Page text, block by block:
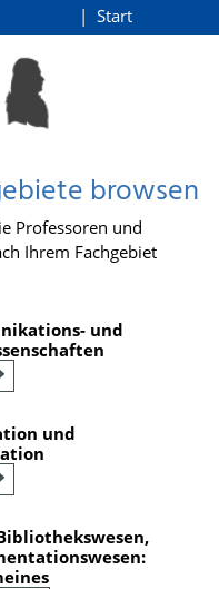
Start
browsen
Professoren und
Ihrem Fachgebiet
und
und